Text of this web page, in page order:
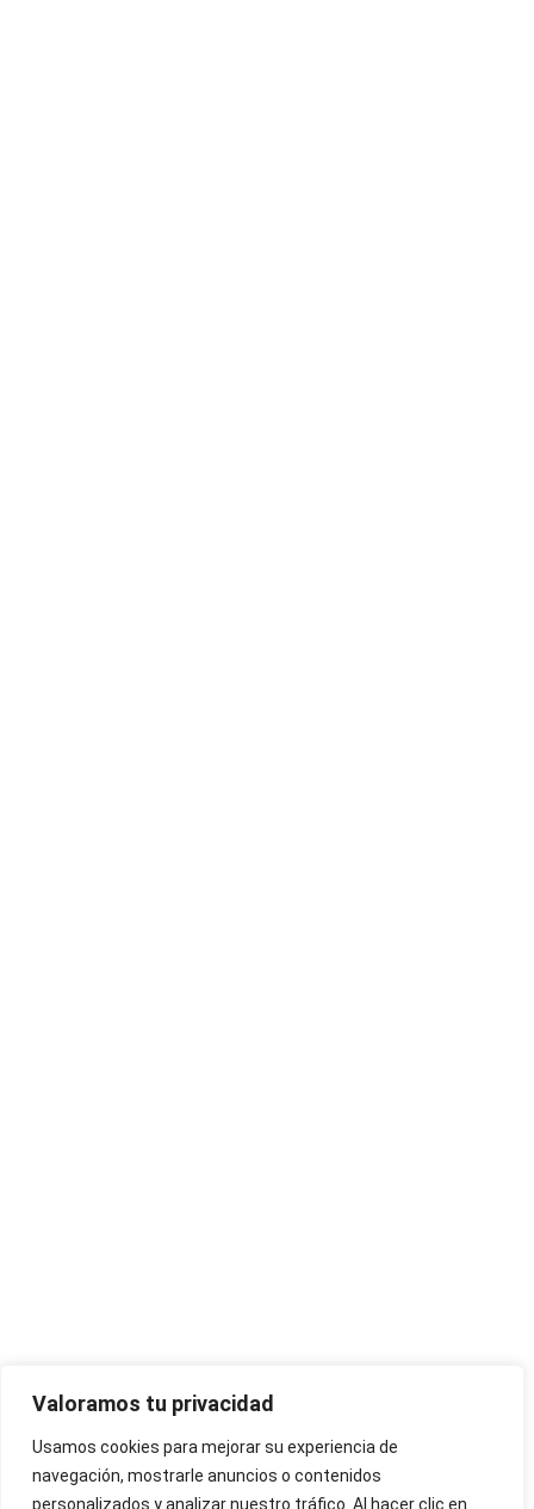
Valoramos tu privacidad
Usamos cookies para mejorar su experiencia de
navegación, mostrarle anuncios o contenidos
personalizados y analizar nuestro tráfico. Al hacer clic en